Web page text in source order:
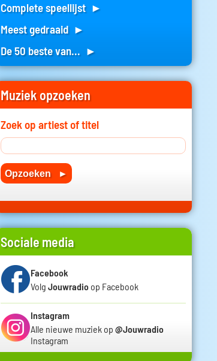
Complete speellijst ►
Meest gedraaid ►
De 50 beste van... ►
Muziek opzoeken
Zoek op artiest of titel
Sociale media
Facebook
Volg Jouwradio op Facebook
Instagram
Alle nieuwe muziek op @Jouwradio
Instagram